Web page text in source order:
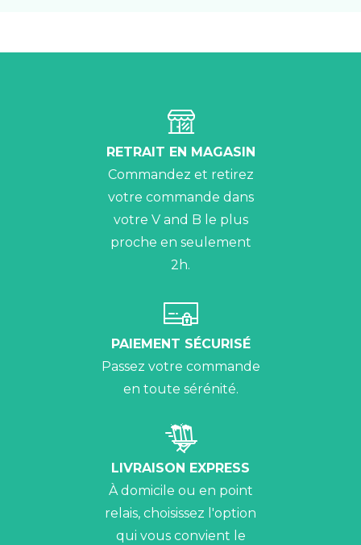
RETRAIT EN MAGASIN
Commandez et retirez
votre commande dans
votre V and B le plus
proche en seulement
2h.
PAIEMENT SÉCURISÉ
Passez votre commande
en toute sérénité.
LIVRAISON EXPRESS
À domicile ou en point
relais, choisissez l'option
qui vous convient le